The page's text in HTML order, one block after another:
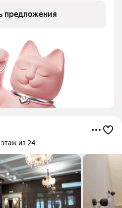
предложения
этаж из 24